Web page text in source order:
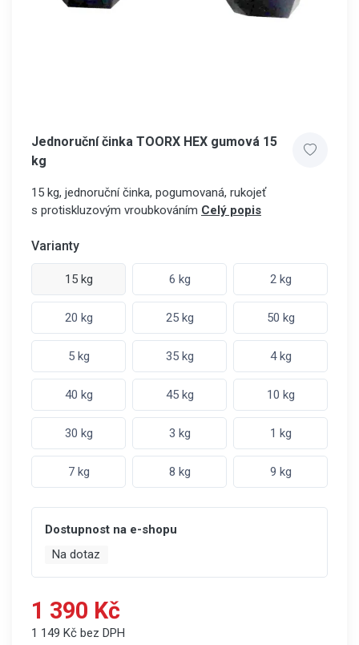
Jednoruční činka TOORX HEX gumová 15
kg
15 kg, jednoruční činka, pogumovaná, rukojeť
s protiskluzovým vroubkováním Celý popis
Varianty
15 kg 6 kg 2 kg
20 kg 25 kg 50 kg
5 kg 35 kg 4 kg
40 kg 45 kg 10 kg
30 kg 3 kg 1 kg
7 kg 8 kg 9 kg
Dostupnost na e-shopu
Na dotaz
1 390 Kč
1 149 Kč bez DPH